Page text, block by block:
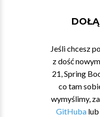
Jeśli chcesz
z dość
21, Spring
co tam
wymyślimy,
GitHubalub